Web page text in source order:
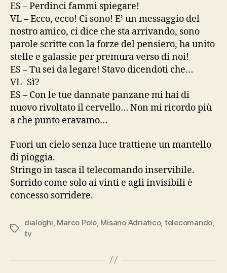
ES – Perdinci fammi spiegare!
VL – Ecco, ecco! Ci sono! E’ un messaggio del
nostro amico, ci dice che sta arrivando, sono
parole scritte con la forze del pensiero, ha unito
stelle e galassie per premura verso di noi!
ES – Tu sei da legare! Stavo dicendoti che…
VL- Sì?
ES – Con le tue dannate panzane mi hai di
nuovo rivoltato il cervello… Non mi ricordo più
a che punto eravamo…
Fuori un cielo senza luce trattiene un mantello
di pioggia.
Stringo in tasca il telecomando inservibile.
Sorrido come solo ai vinti e agli invisibili è
concesso sorridere.
Tag
dialoghi Marco Polo, Misano Adriatico, telecomando
tv